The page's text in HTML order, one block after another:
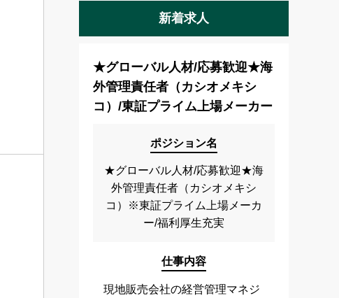
新着求人
★グローバル人材/応募歓迎★海
外管理責任者（カシオメキシ
コ）/東証プライム上場メーカー
ポジション名
★グローバル人材/応募歓迎★海
外管理責任者（カシオメキシ
コ）※東証プライム上場メーカ
ー/福利厚生充実
仕事内容
現地販売会社の経営管理マネジ